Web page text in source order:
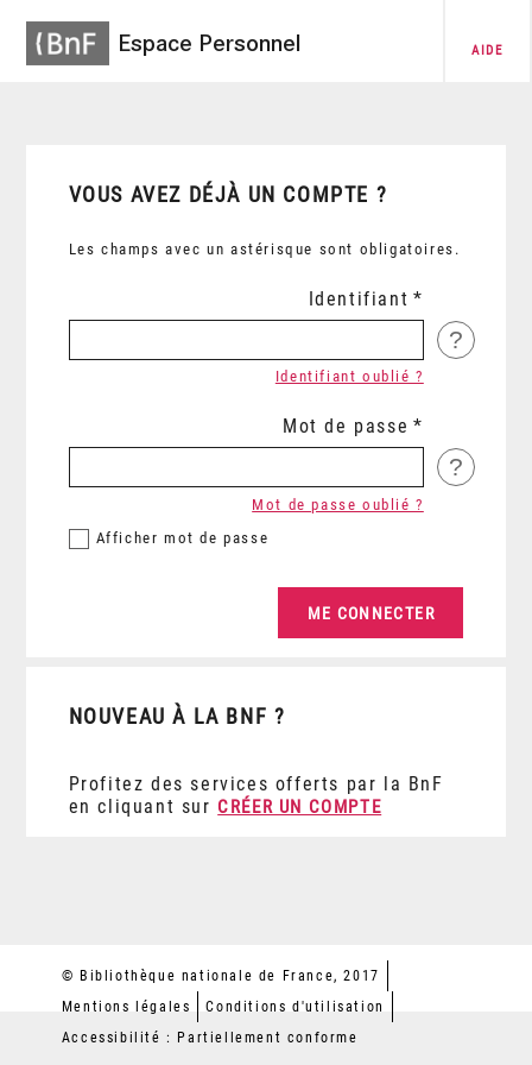
Espace Personnel AIDE
VOUS AVEZ DÉJÀ UN COMPTE ?
Les champs avec un astérisque sont obligatoires.
Identifiant
?
Identifiant oublié ?
Mot de passe
?
Afficher mot de passe
Mot de passe oublié ?
NOUVEAU À LA BNF ?
Profitez des services offerts par la BnF
en cliquant sur CRÉER UN COMPTE
© Bibliothèque nationale de France, 2017
Mentions légales
Conditions d'utilisation
Accessibilité : Partiellement conforme